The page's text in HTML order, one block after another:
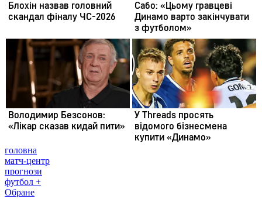
головна
матч-центр
прогнози
футбол +
Обране